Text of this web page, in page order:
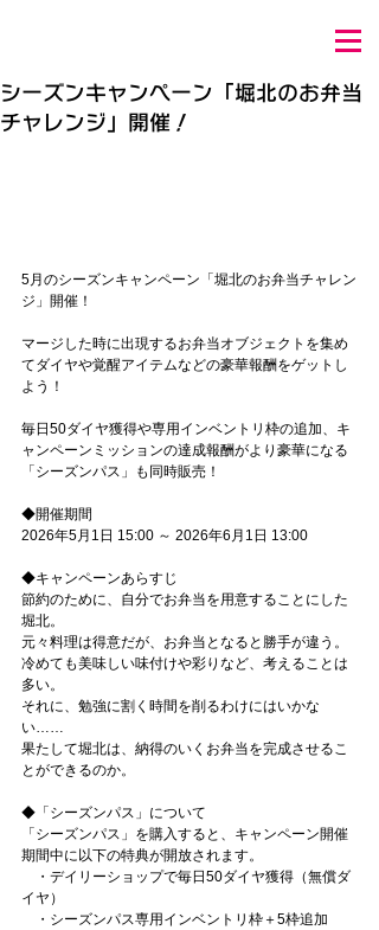
シーズンキャンペーン「堀北のお弁当
チャレンジ」開催！
5月のシーズンキャンペーン「堀北のお弁当チャレン
ジ」開催！
マージした時に出現するお弁当オブジェクトを集め
てダイヤや覚醒アイテムなどの豪華報酬をゲットし
よう！
毎日50ダイヤ獲得や専用インベントリ枠の追加、キ
ャンペーンミッションの達成報酬がより豪華になる
「シーズンパス」も同時販売！
◆開催期間
2026年5月1日 15:00 ～ 2026年6月1日 13:00
◆キャンペーンあらすじ
節約のために、自分でお弁当を用意することにした
堀北。
元々料理は得意だが、お弁当となると勝手が違う。
冷めても美味しい味付けや彩りなど、考えることは
多い。
それに、勉強に割く時間を削るわけにはいかな
い……
果たして堀北は、納得のいくお弁当を完成させるこ
とができるのか。
◆「シーズンパス」について
「シーズンパス」を購入すると、キャンペーン開催
期間中に以下の特典が開放されます。
・デイリーショップで毎日50ダイヤ獲得（無償ダ
イヤ）
・シーズンパス専用インベントリ枠＋5枠追加